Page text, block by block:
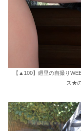
【▲100】廻里の自撮り
ス★